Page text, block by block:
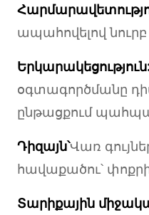
ապահովելով
օգտագործմանը
ընթացքում
Դիզայն՝Վառ
հավաքածու՝
Տարիքային